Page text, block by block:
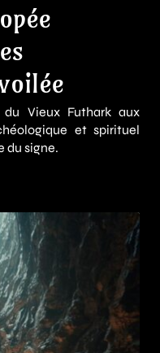
Vieux Futhark aux
et spirituel
du signe.